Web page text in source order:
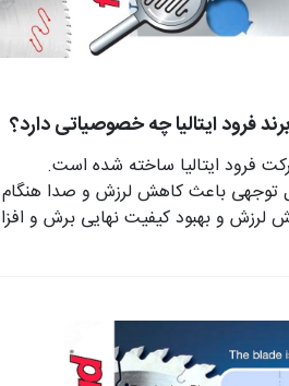
فرود ایتالیا چه خصوصیاتی دارد؟
فرود ایتالیا ساخته شده است.
توجهی باعث کاهش لرزش و صدا
لرزش و بهبود کیفیت نهایی برش و